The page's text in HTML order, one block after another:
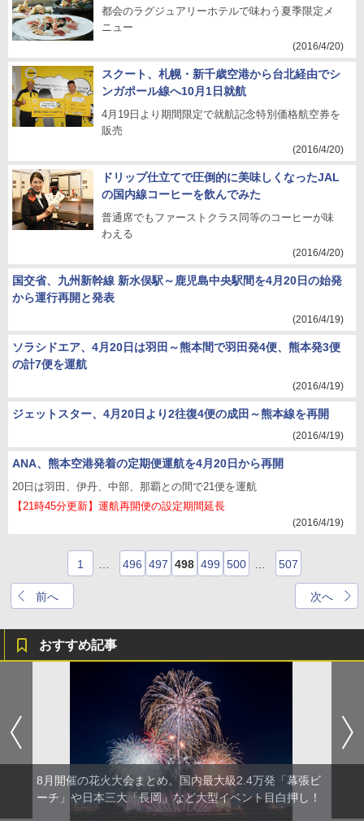
都会のラグジュアリーホテルで味わう夏季限定メ
ニュー
(2016/4/20)
スクート、札幌・新千歳空港から台北経由でシ
ンガポール線へ10月1日就航
4月19日より期間限定で就航記念特別価格航空券を
販売
(2016/4/20)
ドリップ仕立てで圧倒的に美味しくなったJAL
の国内線コーヒーを飲んでみた
普通席でもファーストクラス同等のコーヒーが味
わえる
(2016/4/20)
国交省、九州新幹線 新水俣駅～鹿児島中央駅間を4月20日の始発
から運行再開と発表
(2016/4/19)
ソラシドエア、4月20日は羽田～熊本間で羽田発4便、熊本発3便
の計7便を運航
(2016/4/19)
ジェットスター、4月20日より2往復4便の成田～熊本線を再開
(2016/4/19)
ANA、熊本空港発着の定期便運航を4月20日から再開
20日は羽田、伊丹、中部、那覇との間で21便を運航
【21時45分更新】運航再開便の設定期間延長
(2016/4/19)
前へ
1 496 497 498 499 500 507
次へ
おすすめ記事
8月開催の花火大会まとめ。国内最大級2.4万発「幕張ビ
ーチ」や日本三大「長岡」など大型イベント目白押し！